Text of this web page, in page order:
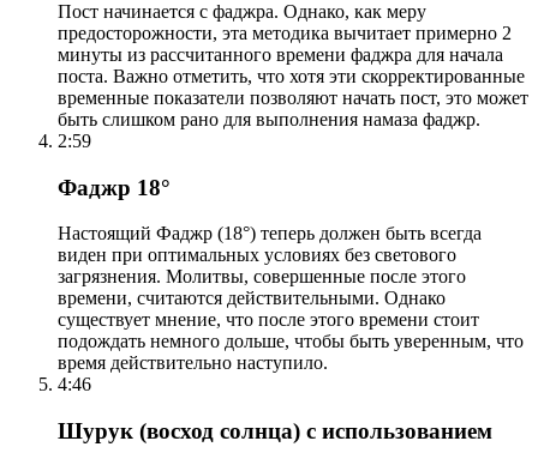
Пост начинается с фаджра. Однако, как меру
предосторожности, эта методика вычитает примерно 2
минуты из рассчитанного времени фаджра для начала
поста. Важно отметить, что хотя эти скорректированные
временные показатели позволяют начать пост, это может
быть слишком рано для выполнения намаза фаджр.
2:59
Фаджр 18°
Настоящий Фаджр (18°) теперь должен быть всегда
виден при оптимальных условиях без светового
загрязнения. Молитвы, совершенные после этого
времени, считаются действительными. Однако
существует мнение, что после этого времени стоит
подождать немного дольше, чтобы быть уверенным, что
время действительно наступило.
4:46
Шурук (восход солнца) с использованием